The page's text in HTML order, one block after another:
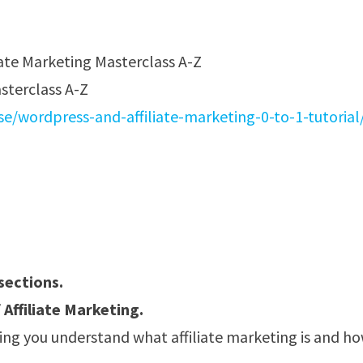
A-Z
wordpress-and-affiliate-marketing-0-to-1-
Affiliate Marketing.
you understand what affiliate marketing is and